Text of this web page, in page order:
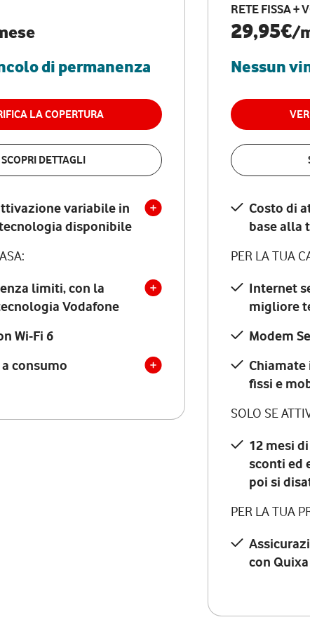
di permanenza
LA COPERTURA
SCOPRI DETTAGLI
variabile in
disponibile
limiti, con la
Vodafone
Wi-Fi 6
consumo
RETE FISSA +
29,95€/
Nessun
Costo di
base alla
PER LA TUA
Internet
migliore
Modem
fissi e
SOLO SE
12 mesi
sconti ed
poi si
PER LA TUA
con Quixa